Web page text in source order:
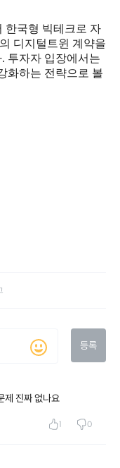
한국형 빅테크로 자
디지털트윈 계약을
투자자 입장에서는
화하는 전략으로 볼
등록
제 진짜 없나요
1 0